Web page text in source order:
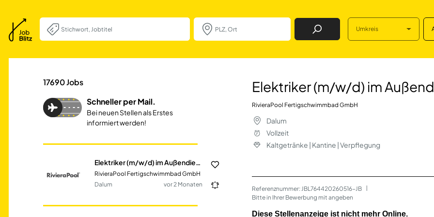
Job Finden Umkreis
Elektriker (m/w/d) im Außendienst
17690Jobs
Schneller per Mail.
Bei neuen Stellen als Erstes
informiert werden!
RivieraPool Fertigschwimmbad GmbH
Dalum
vor 2 Monaten
Elektriker (m/w/d) im
RivieraPool Fertigschwimmbad GmbH
Dalum
Vollzeit
Kaltgetränke | Kantine | Verpflegung
Referenznummer: JBL764420260516-JB
Bitte in Ihrer Bewerbung mit angeben